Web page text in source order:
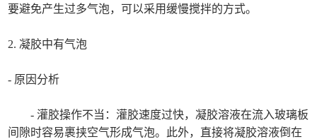
要避免产生过多气泡，可以采用缓慢搅拌的方式。
2. 凝胶中有气泡
- 原因分析
- 灌胶操作不当：灌胶速度过快，凝胶溶液在流入玻璃板
间隙时容易裹挟空气形成气泡。此外，直接将凝胶溶液倒在